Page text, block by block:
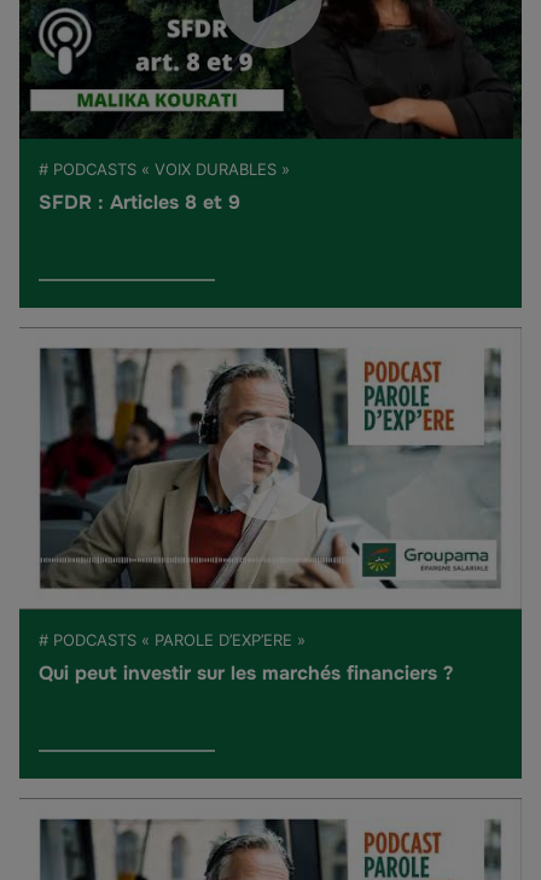
# PODCASTS « VOIX DURABLES »
SFDR : Articles 8 et 9
# PODCASTS « PAROLE D’EXP’ERE »
Qui peut investir sur les marchés financiers ?